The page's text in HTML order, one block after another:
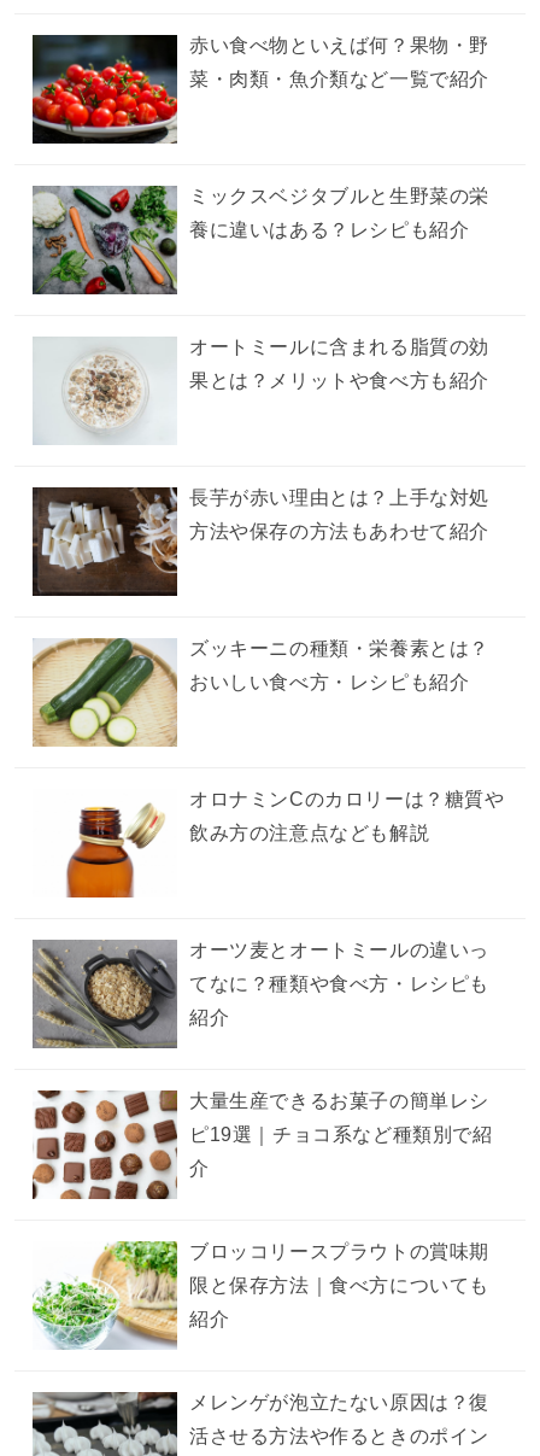
赤い食べ物といえば何？果物・野
菜・肉類・魚介類など一覧で紹介
ミックスベジタブルと生野菜の栄
養に違いはある？レシピも紹介
オートミールに含まれる脂質の効
果とは？メリットや食べ方も紹介
長芋が赤い理由とは？上手な対処
方法や保存の方法もあわせて紹介
ズッキーニの種類・栄養素とは？
おいしい食べ方・レシピも紹介
オロナミンCのカロリーは？糖質や
飲み方の注意点なども解説
オーツ麦とオートミールの違いっ
てなに？種類や食べ方・レシピも
紹介
大量生産できるお菓子の簡単レシ
ピ19選｜チョコ系など種類別で紹
介
ブロッコリースプラウトの賞味期
限と保存方法｜食べ方についても
紹介
メレンゲが泡立たない原因は？復
活させる方法や作るときのポイン